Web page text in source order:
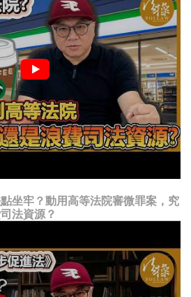
坐牢？動用高等法院審微罪案，究
法資源？